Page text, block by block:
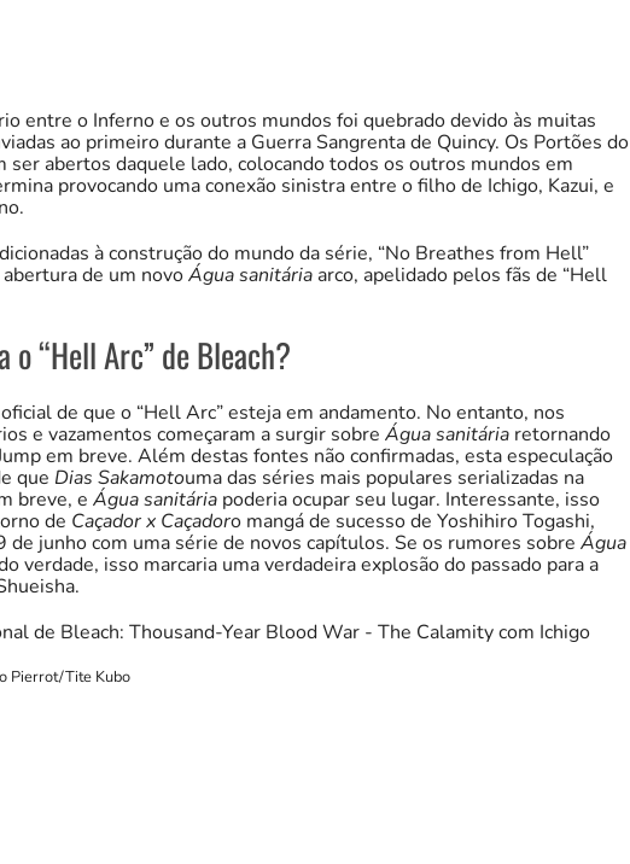
entre o Inferno e os outros mundos foi quebrado devido às muitas
ao primeiro durante a Guerra Sangrenta de Quincy. Os Portões do
ser abertos daquele lado, colocando todos os outros mundos em
provocando uma conexão sinistra entre o filho de Ichigo, Kazui, e
à construção do mundo da série, “No Breathes from Hell”
de um novoÁgua sanitária arco, apelidado pelos fãs de “Hell
o “Hell Arc” de Bleach?
de que o “Hell Arc” esteja em andamento. No entanto, nos
e vazamentos começaram a surgir sobre Água sanitária retornando
em breve. Além destas fontes não confirmadas, esta especulação
que Dias Sakamotouma das séries mais populares serializadas na
breve, e Água sanitária poderia ocupar seu lugar. Interessante, isso
de Caçador x Caçadoro mangá de sucesso de Yoshihiro Togashi,
de junho com uma série de novos capítulos. Se os rumores sobre Água
verdade, isso marcaria uma verdadeira explosão do passado para a
Pierrot/Tite Kubo